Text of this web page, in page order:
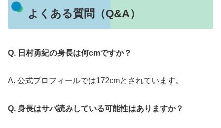
よくある質問（Q&A）
Q. 日村勇紀の身長は何cmですか？
A. 公式プロフィールでは172cmとされています。
Q. 身長はサバ読みしている可能性はありますか？